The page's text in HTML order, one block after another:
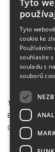
Tetris Office
Budějovická
CZ 140 00,
Tyto
Tyto
cookie ke
Používáním
souhlasíte
souladu s
souborů